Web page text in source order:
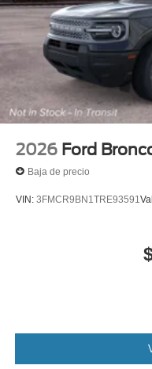
2026 Ford
Baja de precio
VIN: 3FMCR9BN1TRE93591